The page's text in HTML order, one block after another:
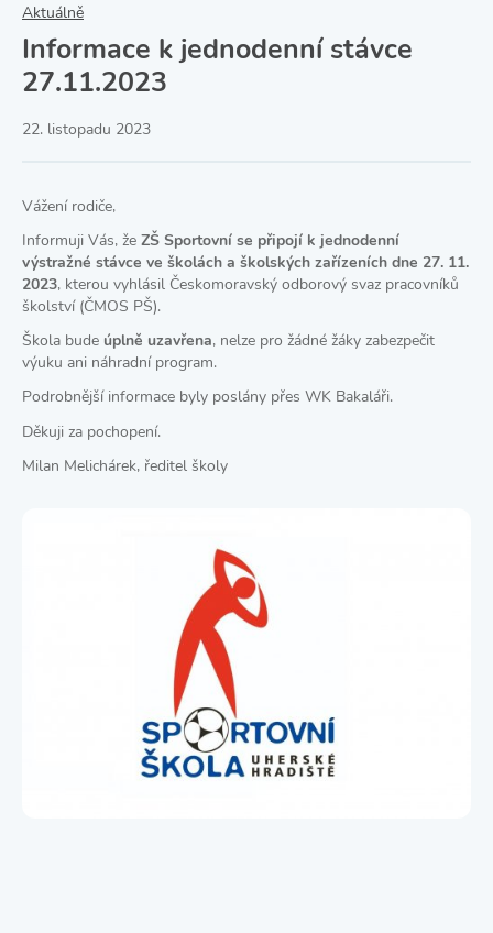
Aktuálně
Informace k jednodenní stávce
27.11.2023
22. listopadu 2023
Vážení rodiče,
Informuji Vás, že ZŠ Sportovní se připojí k jednodenní
výstražné stávce ve školách a školských zařízeních dne 27. 11.
2023, kterou vyhlásil Českomoravský odborový svaz pracovníků
školství (ČMOS PŠ).
Škola bude úplně uzavřena, nelze pro žádné žáky zabezpečit
výuku ani náhradní program.
Podrobnější informace byly poslány přes WK Bakaláři.
Děkuji za pochopení.
Milan Melichárek, ředitel školy